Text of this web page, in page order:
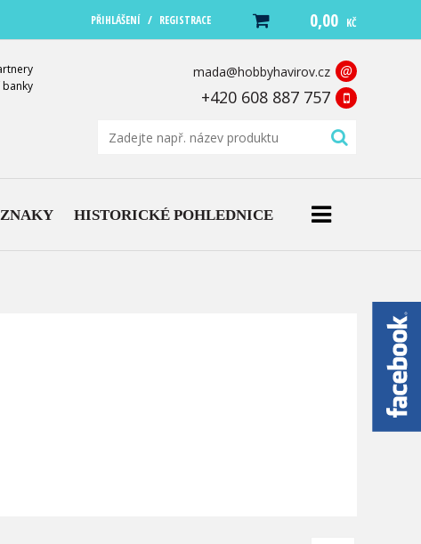
PŘIHLÁŠENÍ / REGISTRACE 0,00 KČ
banky
mada@hobbyhavirov.cz @
+420 608 887 757
HISTORICKÉ POHLEDNICE